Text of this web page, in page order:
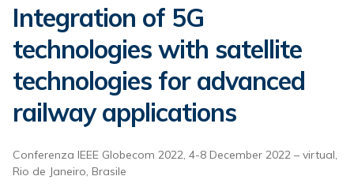
Integration of 5G
technologies with satellite
technologies for advanced
railway applications
Conferenza IEEE Globecom 2022, 4-8 December 2022 – virtual,
Rio de Janeiro, Brasile